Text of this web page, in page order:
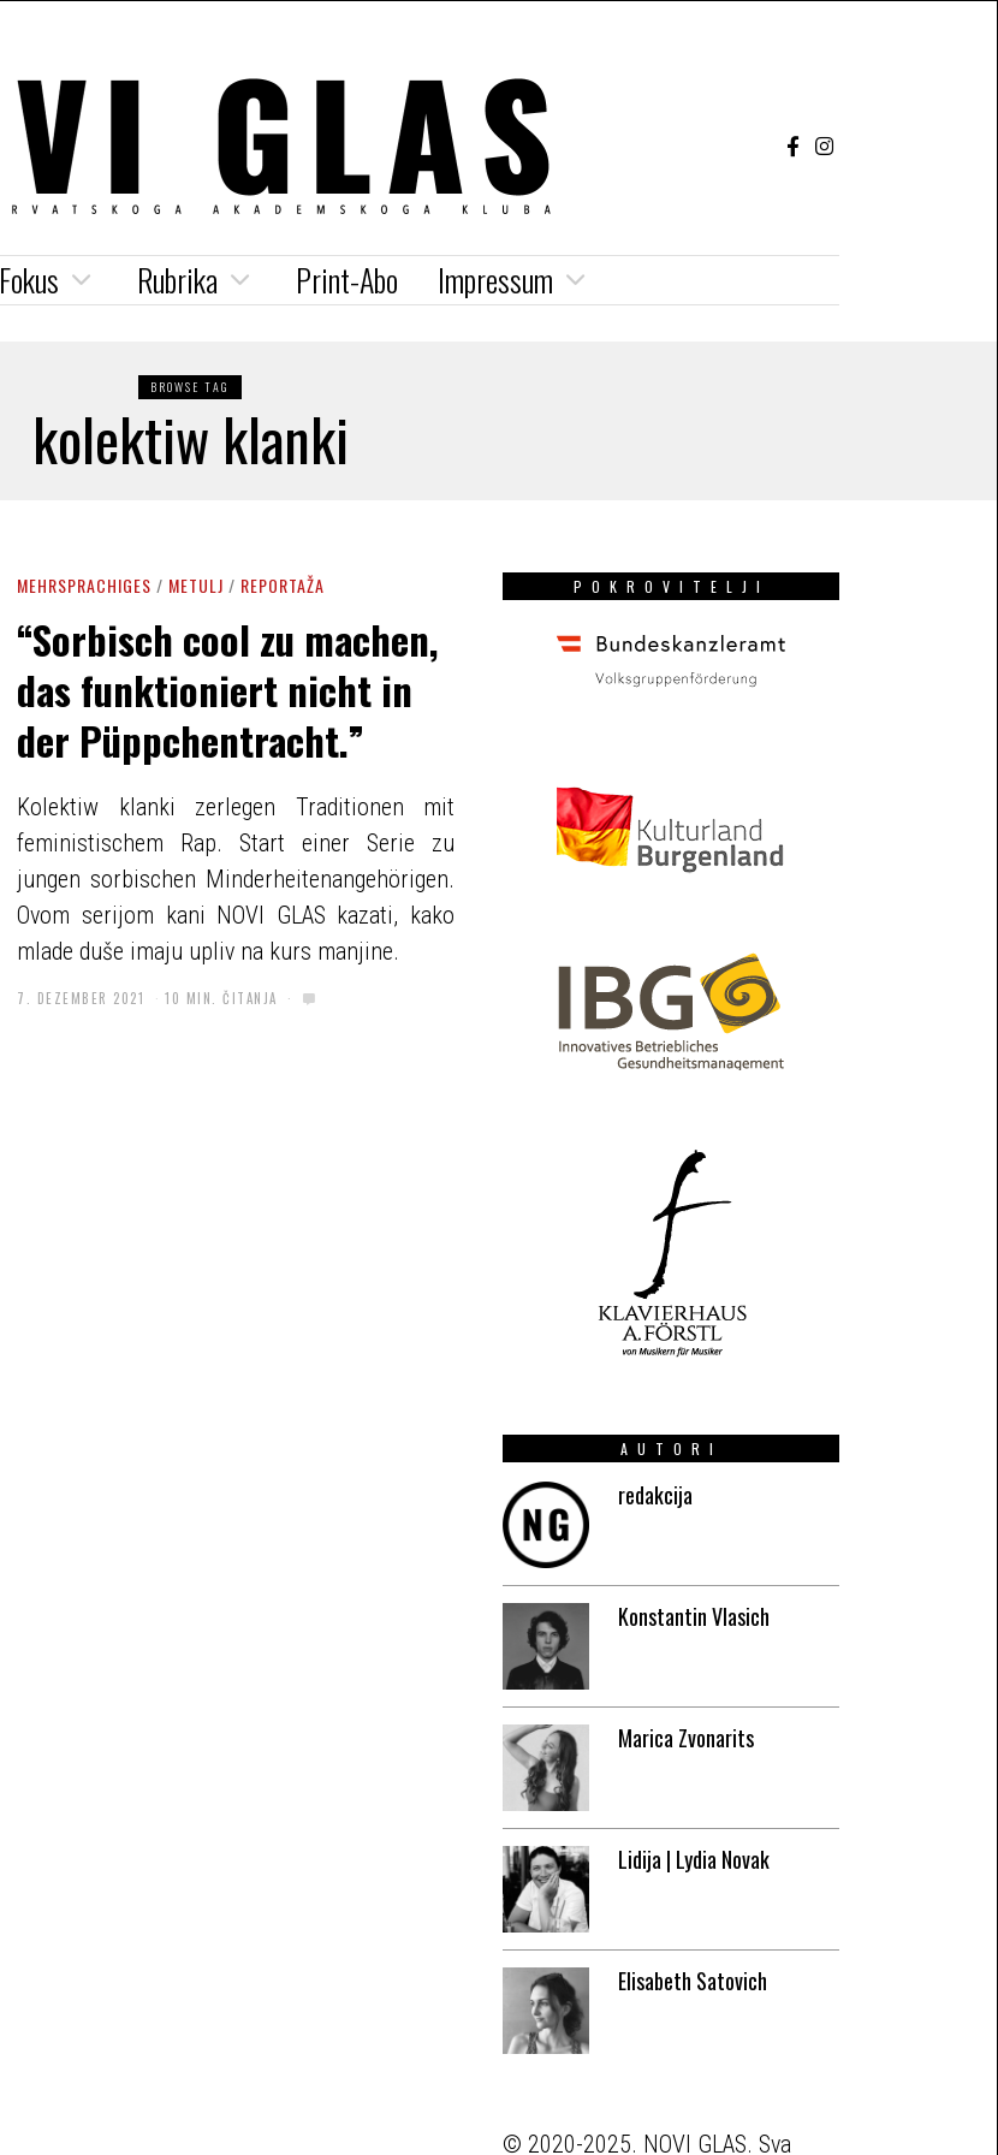
Fokus Rubrika Print-Abo Impressum
BROWSE TAG
kolektiw klanki
MEHRSPRACHIGES / METULJ / REPORTAŽA
“Sorbisch cool zu machen,
das funktioniert nicht in
der Püppchentracht.”
Kolektiw klanki zerlegen Traditionen mit
feministischem Rap. Start einer Serie zu
jungen sorbischen Minderheitenangehörigen.
Ovom serijom kani NOVI GLAS kazati, kako
mlade duše imaju upliv na kurs manjine.
7. DEZEMBER 2021 10 MIN. ČITANJA
POKROVITELJI
AUTORI
redakcija
Konstantin Vlasich
Marica Zvonarits
Lidija | Lydia Novak
Elisabeth Satovich
© 2020-2025. NOVI GLAS. Sva